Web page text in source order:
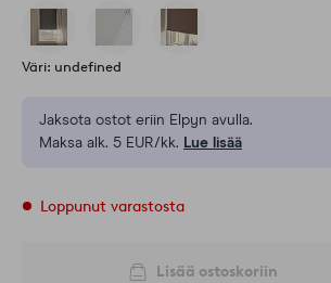
Väri: undefined
Jaksota ostot eriin Elpyn avulla.
Maksa alk. 5 EUR/kk. Lue lisää
Loppunut varastosta
Lisää ostoskoriin